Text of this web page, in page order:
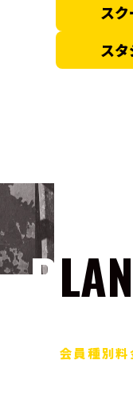
ス
ス
PLAN
会員種別料